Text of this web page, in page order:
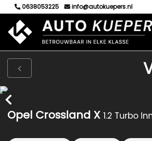
0638053225 info@autokuepers.nl
Opel Crossland X 1.2 Turbo